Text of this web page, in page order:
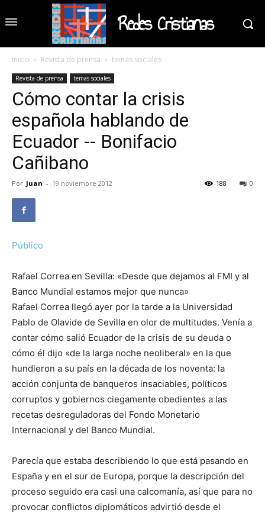
Redes Cristianas
Inicio Revista de prensa temas sociales
Revista de prensa temas sociales
Cómo contar la crisis
española hablando de
Ecuador -- Bonifacio
Cañibano
Por Juan - 19 noviembre 2012 0
188
Público
Rafael Correa en Sevilla: «Desde que dejamos al FMI y al
Banco Mundial estamos mejor que nunca»
Rafael Correa llegó ayer por la tarde a la Universidad
Pablo de Olavide de Sevilla en olor de multitudes. Venía a
contar cómo salió Ecuador de la crisis de su deuda o
cómo él dijo «de la larga noche neoliberal» en la que
hundieron a su país en la década de los noventa: la
acción conjunta de banqueros insaciables, políticos
corruptos y gobiernos ciegamente obedientes a las
recetas desreguladoras del Fondo Monetario
Internacional y del Banco Mundial.
Parecía que estaba describiendo lo que está pasando en
España y en el sur de Europa, porque la descripción del
proceso seguido era casi una calcomanía, así que para no
provocar conflictos diplomáticos advirtió desde el